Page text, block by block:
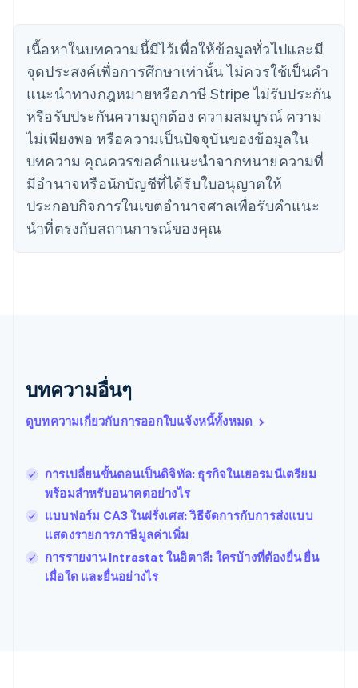
เนื้อหาในบทความนี้มีไว้เพื่อให้ข้อมูลทั่วไปและมี
จุดประสงค์เพื่อการศึกษาเท่านั้น ไม่ควรใช้เป็นคํา
แนะนําทางกฎหมายหรือภาษี Stripe ไม่รับประกัน
หรือรับประกันความถูกต้อง ความสมบูรณ์ ความ
ไม่เพียงพอ หรือความเป็นปัจจุบันของข้อมูลใน
บทความ คุณควรขอคําแนะนําจากทนายความที่
มีอํานาจหรือนักบัญชีที่ได้รับใบอนุญาตให้
ประกอบกิจการในเขตอํานาจศาลเพื่อรับคําแนะ
นําที่ตรงกับสถานการณ์ของคุณ
บทความอื่นๆ
ดูบทความเกี่ยวกับการออกใบแจ้งหนี้ทั้งหมด
การเปลี่ยนขั้นตอนเป็นดิจิทัล: ธุรกิจในเยอรมนีเตรียม
พร้อมสําหรับอนาคตอย่างไร
แบบฟอร์ม CA3 ในฝรั่งเศส: วิธีจัดการกับการส่งแบบ
แสดงรายการภาษีมูลค่าเพิ่ม
การรายงาน Intrastat ในอิตาลี: ใครบ้างที่ต้องยื่น ยื่น
เมื่อใด และยื่นอย่างไร
แคนาดา
Français
โครเอเชีย
EnglishItaliano
จีนแผ่นดินใหญ่
简体中文 English
ไซปรัส
English
日本語English
เดนมาร์ก
English
ไทย
ไทยEnglish
PortuguêsEnglish
English
โปรตุเกส
โปแลนด์
English
ฝรั่งเศส
ฟินแลนด์
English Svenska